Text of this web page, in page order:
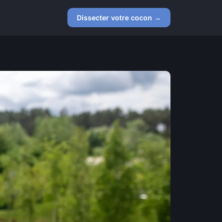
Dissecter votre cocon →